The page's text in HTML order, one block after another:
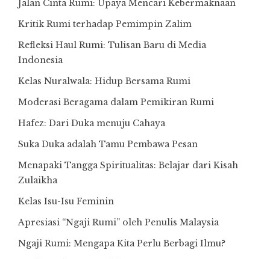
Jalan Cinta Rumi: Upaya Mencari Kebermaknaan
Kritik Rumi terhadap Pemimpin Zalim
Refleksi Haul Rumi: Tulisan Baru di Media
Indonesia
Kelas Nuralwala: Hidup Bersama Rumi
Moderasi Beragama dalam Pemikiran Rumi
Hafez: Dari Duka menuju Cahaya
Suka Duka adalah Tamu Pembawa Pesan
Menapaki Tangga Spiritualitas: Belajar dari Kisah
Zulaikha
Kelas Isu-Isu Feminin
Apresiasi “Ngaji Rumi” oleh Penulis Malaysia
Ngaji Rumi: Mengapa Kita Perlu Berbagi Ilmu?